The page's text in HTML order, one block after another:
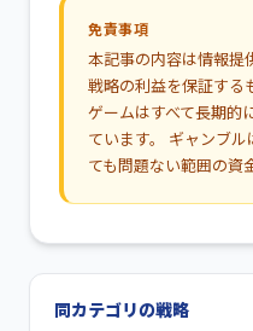
免責事項
本記事の内容は情報提
戦略の利益を保証する
ゲームはすべて長期的
ています。 ギャンブ
ても問題ない範囲の資
同カテゴリの戦略